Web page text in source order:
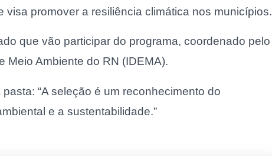
promover a resiliência climática nos municípios.
que vão participar do programa, coordenado pelo
Meio Ambiente do RN (IDEMA).
“A seleção é um reconhecimento do
e a sustentabilidade.”